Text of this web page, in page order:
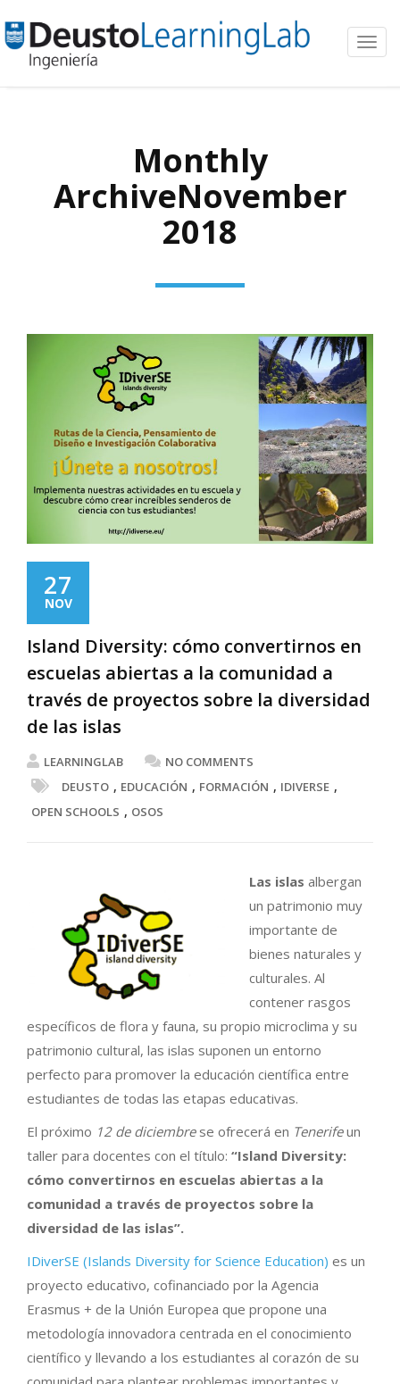
Monthly
ArchiveNovember
2018
27
NOV
Island Diversity: cómo convertirnos en
escuelas abiertas a la comunidad a
través de proyectos sobre la diversidad
de las islas
LEARNINGLAB
NO COMMENTS
DEUSTO , EDUCACIÓN , FORMACIÓN , IDIVERSE ,
OPEN SCHOOLS , OSOS
Las islas albergan
un patrimonio muy
importante de
bienes naturales y
culturales. Al
contener rasgos
específicos de flora y fauna, su propio microclima y su
patrimonio cultural, las islas suponen un entorno
perfecto para promover la educación científica entre
estudiantes de todas las etapas educativas.
El próximo 12 de diciembrese ofrecerá en Tenerifeun
taller para docentes con el título: “Island Diversity:
cómo convertirnos en escuelas abiertas a la
comunidad a través de proyectos sobre la
diversidad de las islas”.
IDiverSE (Islands Diversity for Science Education) es un
proyecto educativo, cofinanciado por la Agencia
Erasmus + de la Unión Europea que propone una
metodología innovadora centrada en el conocimiento
científico y llevando a los estudiantes al corazón de su